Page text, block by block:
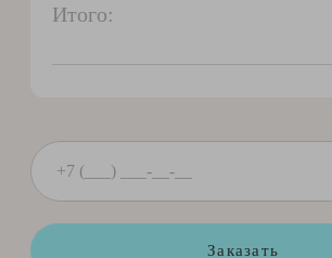
Итого:
Заказать